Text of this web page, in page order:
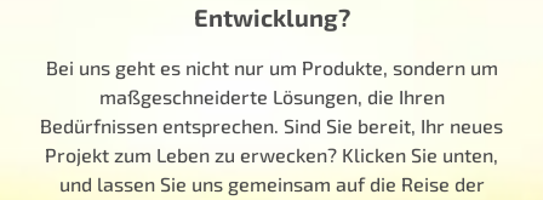
Entwicklung?
Bei uns geht es nicht nur um Produkte, sondern um
maßgeschneiderte Lösungen, die Ihren
Bedürfnissen entsprechen. Sind Sie bereit, Ihr neues
Projekt zum Leben zu erwecken? Klicken Sie unten,
und lassen Sie uns gemeinsam auf die Reise der